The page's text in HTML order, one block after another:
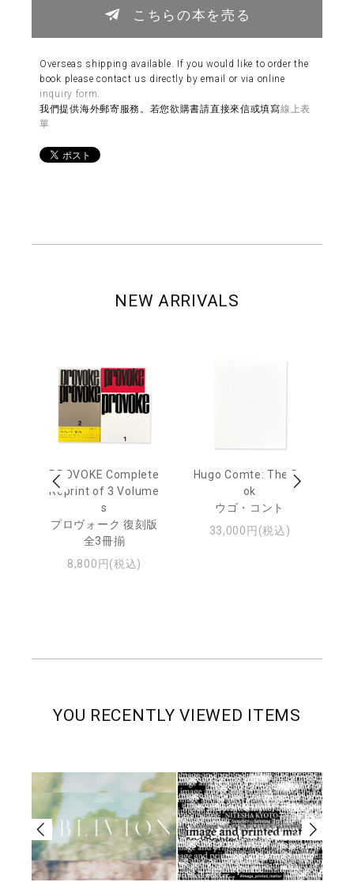
こちらの本を売る
Overseas shipping available. If you would like to order the
book please contact us directly by email or via online
inquiry form
我們提供海外郵寄服務。若您欲購書請直接來信或填寫線上表
單
NEW ARRIVALS
PROVOKE Complete
Reprint of 3 Volume
s
プロヴォーク 復刻版
全3冊揃
8,800円(税込)
Hugo Comte: The Bo
ok
ウゴ・コント
33,000円(税込)
YOU RECENTLY VIEWED ITEMS